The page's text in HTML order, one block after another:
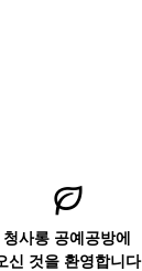
청사롱 공예공방에
신 것을 환영합니다